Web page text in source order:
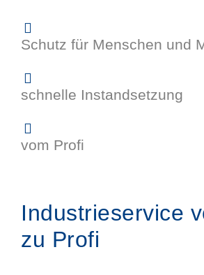
Schutz für Menschen und
schnelle Instandsetzung
vom Profi
Industrieservice
zu Profi